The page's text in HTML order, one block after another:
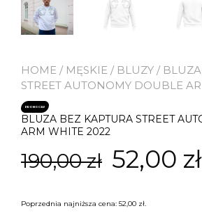
HOME / MĘSKIE / BLUZY /
STREET AUTONOMY DOUBLE
PROMOCJA!
BLUZA BEZ KAPTURA STREET
ARM WHITE 2022
190,00zł
cena
52,00 zł
Poprzednia najniższa cena: 52,00 zł.